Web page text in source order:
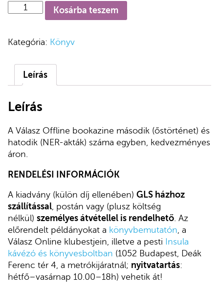
Válasz
Offline
No.6.
mennyiség
Kosárba teszem
Kategória: Könyv
Leírás
Leírás
A Válasz Offline bookazine második (őstörténet) és
hatodik (NER-akták) száma egyben, kedvezményes
áron.
RENDELÉSI INFORMÁCIÓK
A kiadvány (külön díj ellenében) GLS házhoz
szállítással, postán vagy (plusz költség
nélkül) személyes átvétellel is rendelhető. Az
előrendelt példányokat a könyvbemutatón, a
Válasz Online klubestjein, illetve a pesti Insula
kávézó és könyvesboltban (1052 Budapest, Deák
Ferenc tér 4, a metrókijáratnál; nyitvatartás:
hétfő–vasárnap 10.00–18h) vehetik át!